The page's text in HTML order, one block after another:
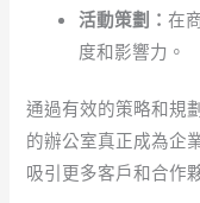
活動策劃：在
度和影響力。
通過有效的策略和規
的辦公室真正成為企
吸引更多客戶和合作